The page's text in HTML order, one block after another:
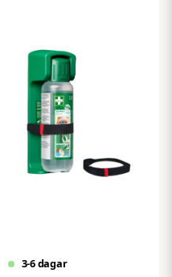
3-6 dagar